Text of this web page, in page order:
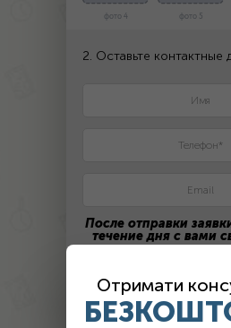
фото 4 фото 5
2. Оставьте контактные
После отправки
течение дня с вами
эксперт
ПОЛУЧИТЬ
Отримати